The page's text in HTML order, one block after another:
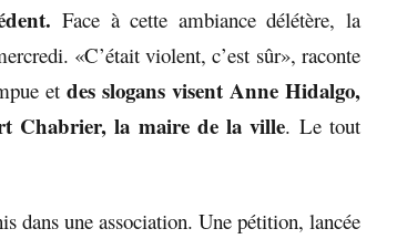
Face à cette ambiance délétère, la
«C’était violent, c’est sûr», raconte
et des slogans visent Anne Hidalgo,
Chabrier, la maire de la ville. Le tout
dans une association. Une pétition, lancée